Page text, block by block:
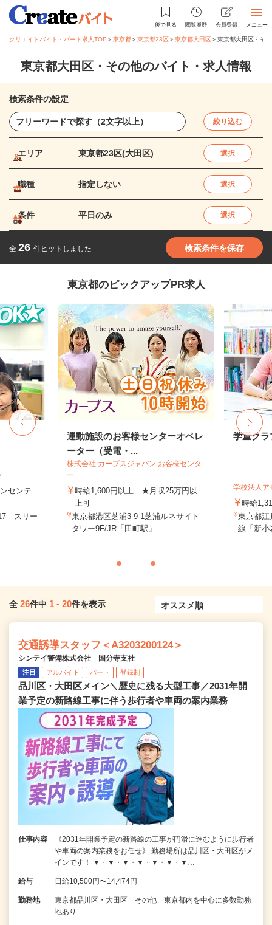
後で見る 閲覧履歴 会員登録 メニュー
クリエイトバイト・パート求人TOP ＞東京都＞東京都23区＞東京都大田区＞東京都大田区・そ
東京都大田区・その他のバイト・求人情報
検索条件の設定
絞り込む
エリア 東京都23区(大田区) 選択
職種 指定しない 選択
条件 平日のみ 選択
全 26 件ヒットしました 検索条件を保存
東京都のピックアップPR求人
センテ
スリー
運動施設のお客様センターオペレ
ーター（受電・...
株式会社 カーブスジャパン お客様センタ
ー
時給1,600円以上 ★月収25万円以
上可
東京都港区芝浦3-9-1芝浦ルネサイト
タワー9F/JR「田町駅」...
学童クラ
学校法人
時給
東京都江
線「新小
全 26件中 1 - 20件を表示
交通誘導スタッフ＜A3203200124＞
シンテイ警備株式会社 国分寺支社
注目 アルバイト パート 登録制
品川区・大田区メイン＼歴史に残る大型工事／2031年開
業予定の新路線工事に伴う歩行者や車両の案内業務
仕事内容
《2031年開業予定の新路線の工事が円滑に進むように歩行者
や車両の案内業務をお任せ》 勤務場所は品川区・大田区がメ
インです！ ▼・▼・▼・▼・▼・▼・▼…
給与 日給10,500円〜14,474円
勤務地
東京都品川区・大田区 その他 東京都内を中心に多数勤務
地あり